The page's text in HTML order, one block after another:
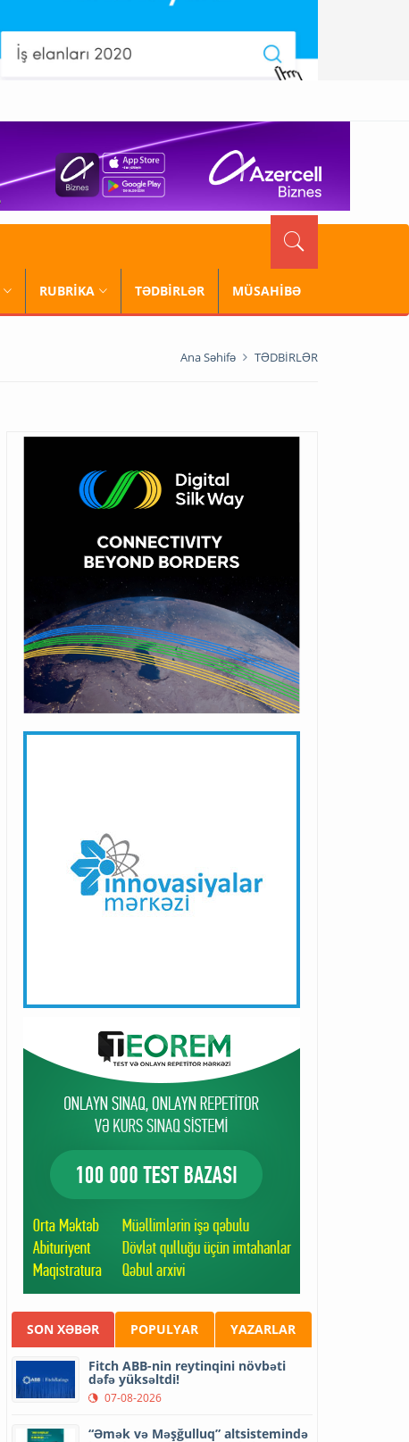
RUBRİKA TƏDBİRLƏR MÜSAHİBƏ
Ana Səhifə TƏDBİRLƏR
SON XƏBƏR POPULYAR YAZARLAR
Fitch ABB-nin reytinqini növbəti
dəfə yüksəltdi!
07-08-2026
“Əmək və Məşğulluq” altsistemində